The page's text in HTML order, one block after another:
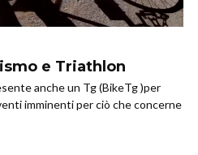
e Triathlon
anche un Tg (BikeTg )per
imminenti per ciò che concerne